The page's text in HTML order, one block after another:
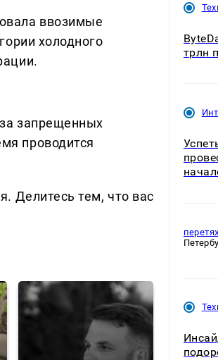
ввозимые
холодного
запрещенных
проводится
Делитеcь тем, что вас
трлн